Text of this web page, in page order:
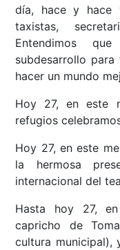
día, hace y hace
taxistas,
Entendimos
subdesarrollo
hacer un mundo
Hoy 27, en este
refugios
Hoy 27, en este
la hermosa
internacional del
Hasta hoy 27,
capricho de
cultura municipal),